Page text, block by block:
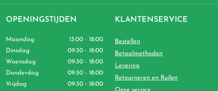
OPENINGSTIJDEN
Maandag
13:00 - 18:00
Dinsdag
09:30 - 18:00
Woensdag
09:30 - 18:00
Donderdag
09:30 - 18:00
Vrijdag
09:30 - 18:00
KLANTENSERVICE
Bestellen
Betaalmethoden
Levering
Retourneren en Ruilen